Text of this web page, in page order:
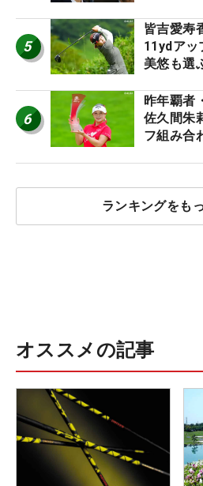
5
皆吉愛寿
11ydア
美悠も選
ア”】
6
昨年覇者
佐久間朱
フ組み合
ランキングをも
オススメの記事